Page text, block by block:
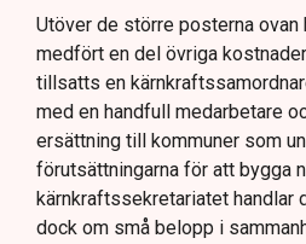
Utöver de större posterna
medfört en del övriga
tillsatts en
med en handfull medarbetare
ersättning till kommuner som
förutsättningarna för att bygga
kärnkraftssekretariatet handlar
dock om små belopp i